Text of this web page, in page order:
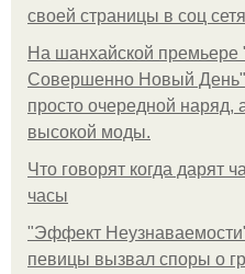
своей страницы в соц
На шанхайской премьере
Совершенно Новый
просто очередной наряд,
высокой моды.
Что говорят когда дарят
часы
"Эффект
певицы вызвал споры о